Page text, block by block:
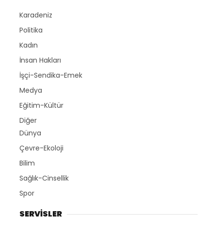
Karadeniz
Politika
Kadın
İnsan Hakları
İşçi-Sendika-Emek
Medya
Eğitim-Kültür
Diğer
Dünya
Çevre-Ekoloji
Bilim
Sağlık-Cinsellik
Spor
SERVİSLER